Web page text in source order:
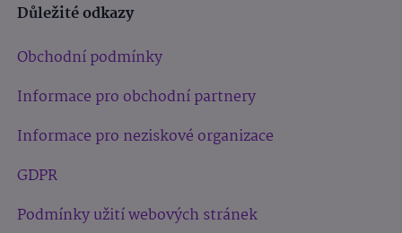
Důležité odkazy
Obchodní podmínky
Informace pro obchodní partnery
Informace pro neziskové organizace
GDPR
Podmínky užití webových stránek